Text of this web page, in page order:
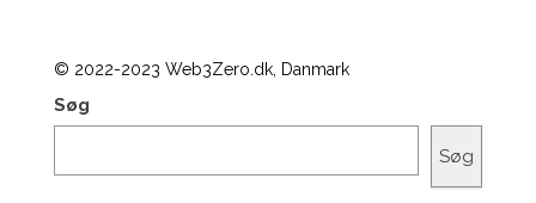
© 2022-2023 Web3Zero.dk, Danmark
Søg
Søg